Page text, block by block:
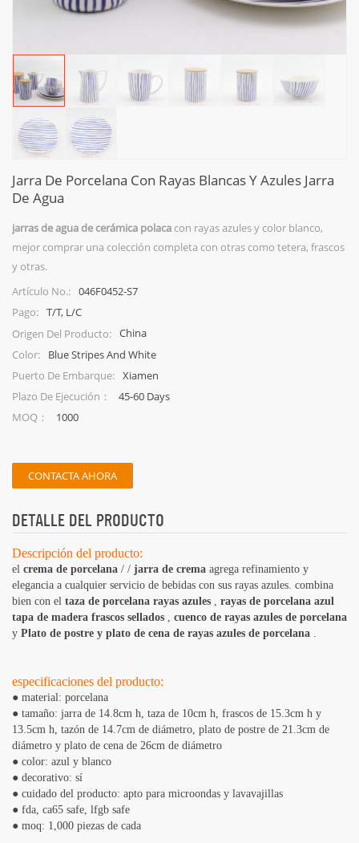
Jarra De Porcelana Con Rayas Blancas Y Azules Jarra
De Agua
jarras de agua de cerámica polaca con rayas azules y color blanco,
mejor comprar una colección completa con otras como tetera, frascos
y otras.
Artículo No.: 046F0452-S7
Pago: T/T, L/C
Origen Del Producto: China
Color:
Blue Stripes And White
Puerto De Embarque: Xiamen
Plazo De Ejecución：
45-60 Days
MOQ：
1000
CONTACTA AHORA
DETALLE DEL PRODUCTO
Descripción del producto:
el crema de porcelana / / jarra de crema agrega refinamiento y
elegancia a cualquier servicio de bebidas con sus rayas azules. combina
bien con el taza de porcelana rayas azules
rayas de porcelana azul
tapa de madera frascos sellados
cuenco de rayas azules de porcelana
y Plato de postre y plato de cena de rayas azules de porcelana
especificaciones del producto:
● material: porcelana
● tamaño: jarra de 14.8cm h, taza de 10cm h, frascos de 15.3cm h y
13.5cm h, tazón de 14.7cm de diámetro, plato de postre de 21.3cm de
diámetro y plato de cena de 26cm de diámetro
● color: azul y blanco
● decorativo: sí
● cuidado del producto: apto para microondas y lavavajillas
● fda, ​​ca65 safe, lfgb safe
● moq: 1,000 piezas de cada